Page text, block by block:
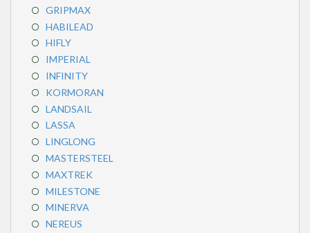
GRIPMAX
HABILEAD
HIFLY
IMPERIAL
INFINITY
KORMORAN
LANDSAIL
LASSA
LINGLONG
MASTERSTEEL
MAXTREK
MILESTONE
MINERVA
NEREUS